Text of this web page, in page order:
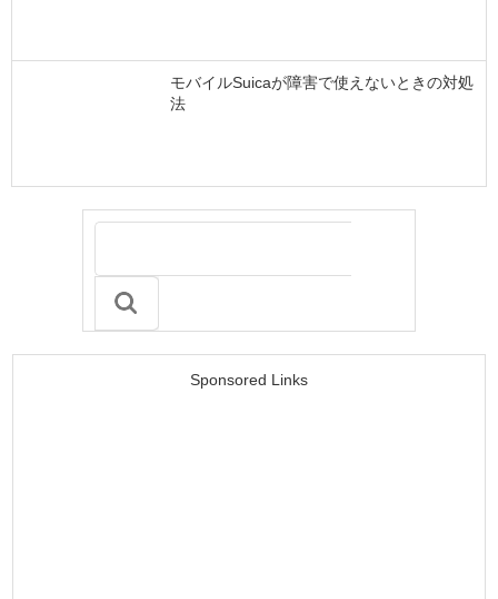
モバイルSuicaが障害で使えないときの対処
法
Sponsored Links